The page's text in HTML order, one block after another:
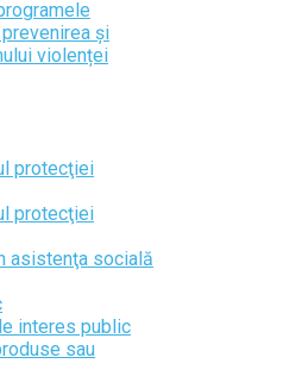
și
violenței
protecţiei
protecţiei
asistenţa socială
interes public
sau